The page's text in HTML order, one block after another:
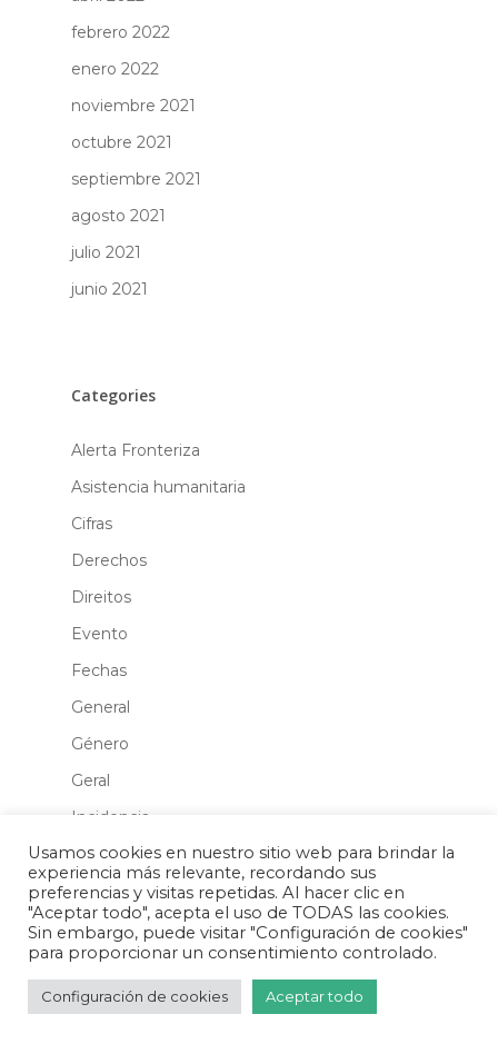
febrero 2022
enero 2022
noviembre 2021
octubre 2021
septiembre 2021
agosto 2021
julio 2021
junio 2021
Categories
Alerta Fronteriza
Asistencia humanitaria
Cifras
Derechos
Direitos
Evento
Fechas
General
Género
Geral
Incidencia
Integración
Medios de vida
Protección
Regularización
Usamos cookies en nuestro sitio web para brindar la
experiencia más relevante, recordando sus
preferencias y visitas repetidas. Al hacer clic en
"Aceptar todo", acepta el uso de TODAS las cookies.
Sin embargo, puede visitar "Configuración de cookies"
para proporcionar un consentimiento controlado.
Configuración de cookies Aceptar todo